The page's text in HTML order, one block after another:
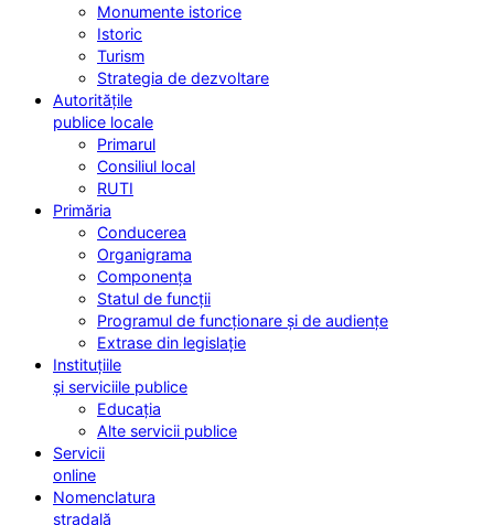
Monumente istorice
Istoric
Turism
Strategia de dezvoltare
Autoritățile
publice locale
Primarul
Consiliul local
RUTI
Primăria
Conducerea
Organigrama
Componența
Statul de funcții
Programul de funcționare și de audiențe
Extrase din legislație
Instituțiile
și serviciile publice
Educația
Alte servicii publice
Servicii
online
Nomenclatura
stradală